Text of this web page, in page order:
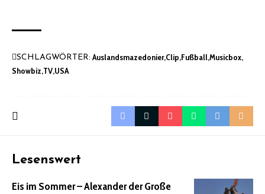
SCHLAGWÖRTER: Auslandsmazedonier Clip FußballMusicbox
Showbiz TV USA
Lesenswert
Eis im Sommer – Alexander der Große